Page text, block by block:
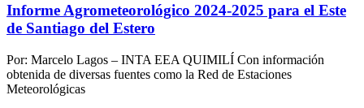
Informe Agrometeorológico 2024-2025 para el Este
de Santiago del Estero
Por: Marcelo Lagos – INTA EEA QUIMILÍ Con información
obtenida de diversas fuentes como la Red de Estaciones
Meteorológicas